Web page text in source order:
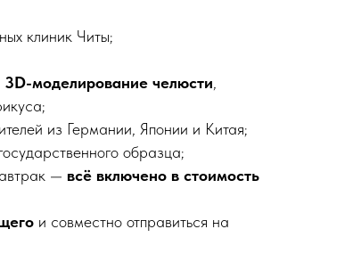
клиник Читы;
3D-моделирование челюсти,
из Германии, Японии и Китая;
образца;
— всё включено в стоимость
и совместно отправиться на